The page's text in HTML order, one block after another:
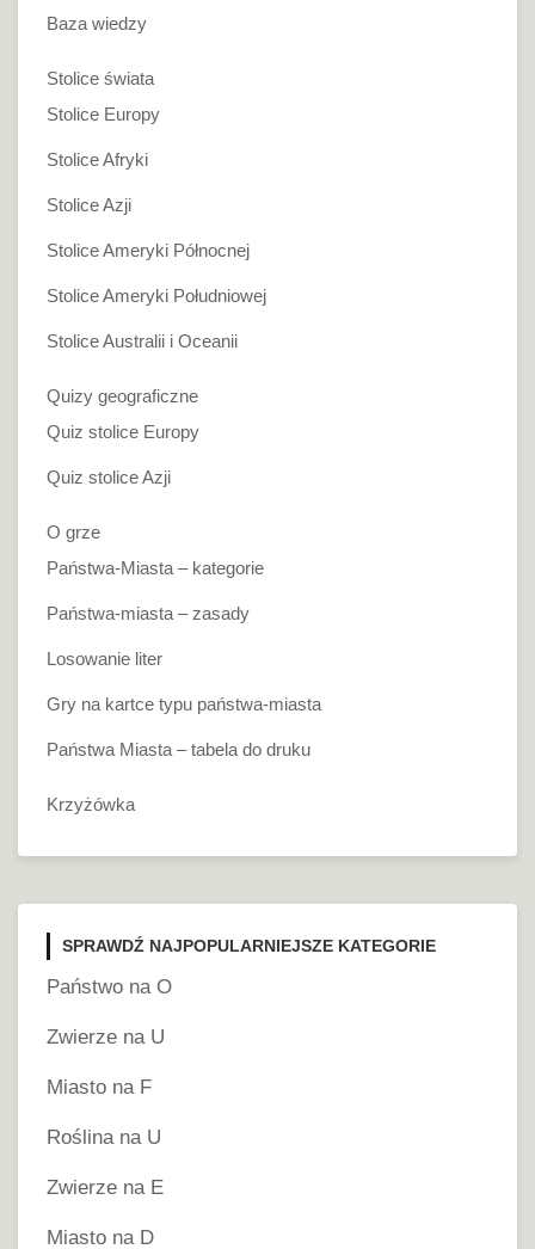
Baza wiedzy
Stolice świata
Stolice Europy
Stolice Afryki
Stolice Azji
Stolice Ameryki Północnej
Stolice Ameryki Południowej
Stolice Australii i Oceanii
Quizy geograficzne
Quiz stolice Europy
Quiz stolice Azji
O grze
Państwa-Miasta – kategorie
Państwa-miasta – zasady
Losowanie liter
Gry na kartce typu państwa-miasta
Państwa Miasta – tabela do druku
Krzyżówka
SPRAWDŹ NAJPOPULARNIEJSZE KATEGORIE
Państwo na O
Zwierze na U
Miasto na F
Roślina na U
Zwierze na E
Miasto na D